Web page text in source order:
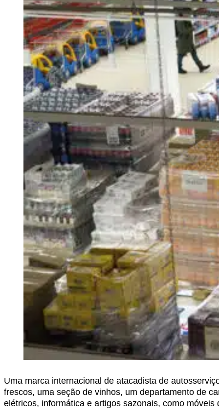
Uma marca internacional de atacadista de
frescos, uma seção de vinhos, um departamento de
elétricos, informática e artigos sazonais, como móveis